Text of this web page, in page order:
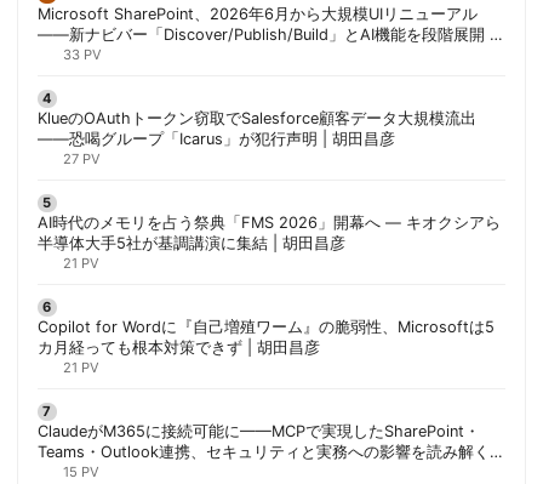
Microsoft SharePoint、2026年6月から大規模UIリニューアル
——新ナビバー「Discover/Publish/Build」とAI機能を段階展開 |
胡田昌彦
33 PV
KlueのOAuthトークン窃取でSalesforce顧客データ大規模流出
——恐喝グループ「Icarus」が犯行声明 | 胡田昌彦
27 PV
AI時代のメモリを占う祭典「FMS 2026」開幕へ ― キオクシアら
半導体大手5社が基調講演に集結 | 胡田昌彦
21 PV
Copilot for Wordに『自己増殖ワーム』の脆弱性、Microsoftは5
カ月経っても根本対策できず | 胡田昌彦
21 PV
ClaudeがM365に接続可能に——MCPで実現したSharePoint・
Teams・Outlook連携、セキュリティと実務への影響を読み解く |
胡田昌彦
15 PV